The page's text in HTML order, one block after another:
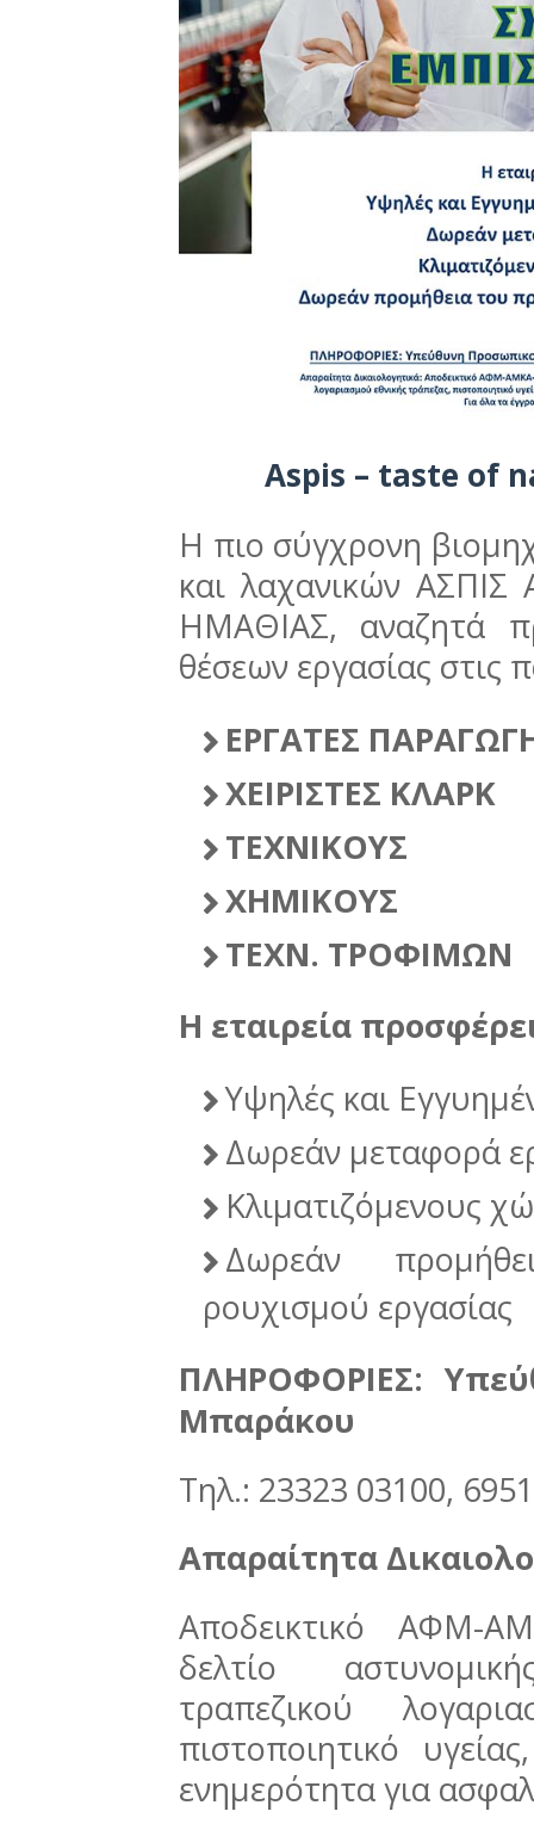
Aspis – taste of
Η πιο σύγχρονη
και λαχανικών
ΗΜΑΘΙΑΣ, αναζητά
θέσεων εργασίας στις
ΕΡΓΑΤΕΣ
ΧΕΙΡΙΣΤΕΣ ΚΛΑΡΚ
ΤΕΧΝΙΚΟΥΣ
ΧΗΜΙΚΟΥΣ
ΤΕΧΝ. ΤΡΟΦΙΜΩΝ
Η εταιρεία
Υψηλές και
Δωρεάν μεταφορά
Κλιματιζόμενους
Δωρεάν
ρουχισμού εργασίας
ΠΛΗΡΟΦΟΡΙΕΣ:
Μπαράκου
Τηλ.: 23323 03100,
Απαραίτητα
Αποδεικτικό ΑΦΜ-
δελτίο
τραπεζικού
πιστοποιητικό
ενημερότητα για